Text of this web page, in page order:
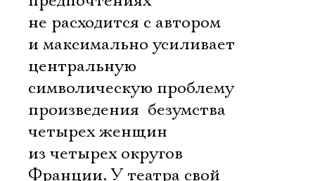
не расходится с автором
и максимально усиливает
центральную
символическую проблему
произведения  безумства
четырех женщин
из четырех округов
Франции. У театра свой